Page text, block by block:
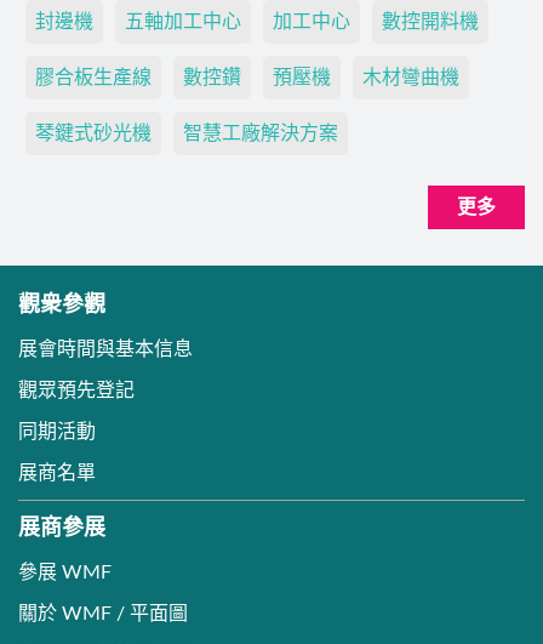
封邊機 五軸加工中心 加工中心 數控開料機
膠合板生產線 數控鑽 預壓機 木材彎曲機
琴鍵式砂光機 智慧工廠解決方案
更多
觀衆參觀
展會時間與基本信息
觀眾預先登記
同期活動
展商名單
展商參展
參展 WMF
關於 WMF / 平面圖